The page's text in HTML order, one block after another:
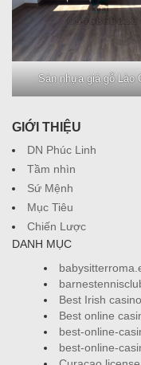
Sàn nhựa giả gỗ Lào
GIỚI THIỆU
DN Phúc Linh
Tầm nhìn
Sứ Mệnh
Mục Tiêu
Chiến Lược
DANH MỤC
Best Irish
Best online
best-online-
best-online-